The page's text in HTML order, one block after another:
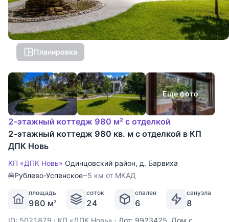
Планировка
Еще фото
2-этажный коттедж 980 м² с отделкой
2-этажный коттедж 980 кв. м с отделкой в КП
ДПК Новь
КП «ДПК Новь» Одинцовский район, д. Барвиха
Рублево-Успенское~5 км от МКАД
площадь
980 м2
соток
24
спален
6
санузла
8